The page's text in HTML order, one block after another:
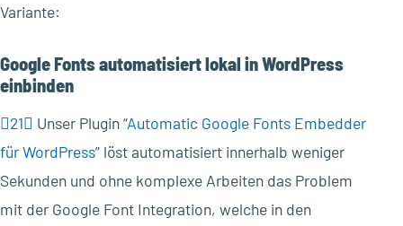
Variante:
Google Fonts automatisiert lokal in WordPress
einbinden
21 Unser Plugin “Automatic Google Fonts Embedder
für WordPress” löst automatisiert innerhalb weniger
Sekunden und ohne komplexe Arbeiten das Problem
mit der Google Font Integration, welche in den